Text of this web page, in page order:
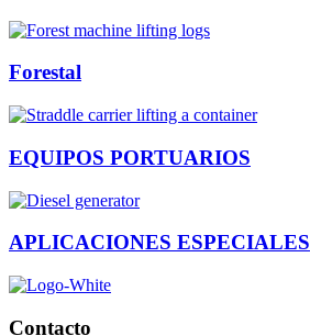
Forestal
EQUIPOS PORTUARIOS
APLICACIONES ESPECIALES
Contacto